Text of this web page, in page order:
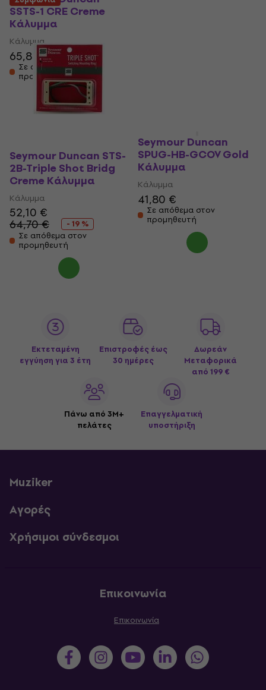
SSTS-1 CRE Creme
Κάλυμμα
Κάλυμμα
65,80 €
Σε απόθεμα στον
προμηθευτή
Seymour Duncan STS-
2B-Triple Shot Bridg
Creme Κάλυμμα
Κάλυμμα
52,10 €
64,70 €
- 19 %
Σε απόθεμα στον
προμηθευτή
Seymour Duncan
SPUG-HB-GCOV Gold
Κάλυμμα
Κάλυμμα
41,80 €
Σε απόθεμα στον
προμηθευτή
Εκτεταμένη
εγγύηση για 3 έτη
Επιστροφές έως
30 ημέρες
Δωρεάν
Μεταφορικά
από 199 €
Πάνω από 3M+
πελάτες
Επαγγελματική
υποστήριξη
Muziker
Αγορές
Χρήσιμοι σύνδεσμοι
Επικοινωνία
Επικοινωνία